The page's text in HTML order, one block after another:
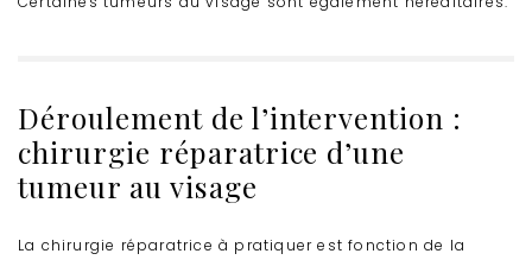
Déroulement de l’intervention :
chirurgie réparatrice d’une
tumeur au visage
La chirurgie réparatrice à pratiquer est fonction de la